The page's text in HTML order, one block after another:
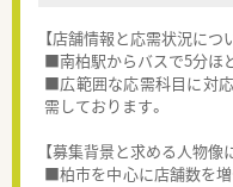
【店舗情報と応需状況につ
■南柏駅からバスで5分ほ
■広範囲な応需科目に対
需しております。
【募集背景と求める人物像
■柏市を中心に店舗数を